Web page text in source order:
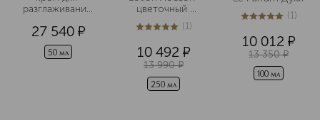
разглаживания
упругости кожи
27 540 ¤
50 мл
цветочный
тонизирующий
5из 51 (1)
10 492 ¤
13 990 ¤
250 мл
5из 51 (1)
10 012 ¤
13 350 ¤
100 мл